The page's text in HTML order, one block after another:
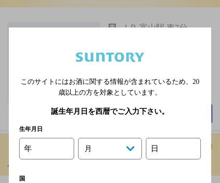
ＪＲ 富山駅 車7分
3,000円以上～5,000円未
68席
詳細を見る
八十神 [居酒屋]
このサイトにはお酒に関する情報が含まれているため、 20
歳以上の方を対象としています。
誕生年月日を西暦でご入力下さい。
生年月日
年 月 日
国